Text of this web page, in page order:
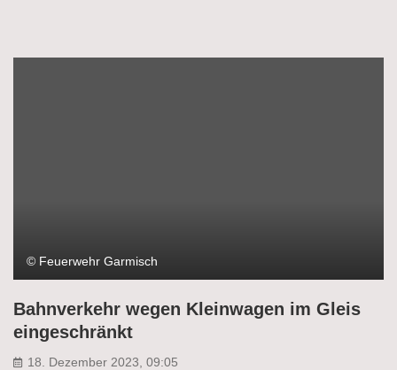
© Feuerwehr Garmisch
Bahnverkehr wegen Kleinwagen im Gleis
eingeschränkt
18. Dezember 2023, 09:05